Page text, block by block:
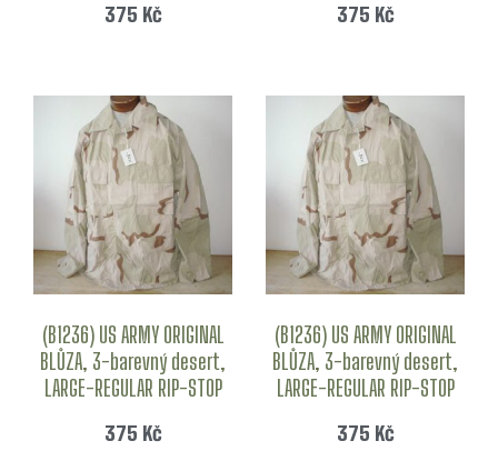
375 Kč 375 Kč
(B1236) US ARMY ORIGINAL
BLŮZA, 3-barevný desert,
LARGE-REGULAR RIP-STOP
375 Kč
(B1236) US ARMY ORIGINAL
BLŮZA, 3-barevný desert,
LARGE-REGULAR RIP-STOP
375 Kč